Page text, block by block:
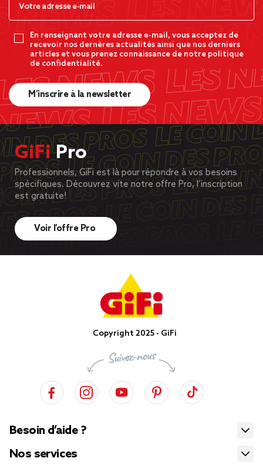
En renseignant votre adresse e-mail, vous acceptez de
recevoir nos dernères actualités ainsi que nos derniers
articles et vous prenez connaissance de notre politique
de confidentialité.
M’inscrire à la newsletter
GiFiPro
Professionnels, GiFi est là pour répondre à vos besoins
spécifiques. Découvrez vite notre offre Pro, l’inscription
est gratuite!
Voir l’offre Pro
Copyright 2025 - GiFi
Besoin d’aide ?
Nos services